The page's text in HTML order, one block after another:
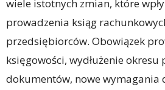
wiele istotnych zmian, które
prowadzenia ksiąg
przedsiębiorców. Obowiązek
księgowości, wydłużenie okresu
dokumentów, nowe wymagania